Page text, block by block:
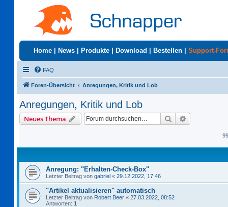
Home News Produkte Download Bestellen Support-
FAQ
Foren-Übersicht Anregungen, Kritik und Lob
Anregungen, Kritik und Lob
Neues Thema Suche
Anregung: "Erhalten-Check-Box"
Letzter Beitrag von gabriel « 29.12.2022, 17:46
"Artikel aktualisieren" automatisch
Letzter Beitrag von Robert Beer « 27.03.2022, 08:52
Antworten: 1